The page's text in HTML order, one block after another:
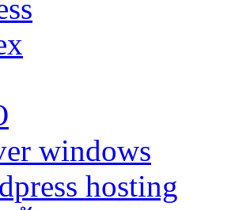
windows
hosting